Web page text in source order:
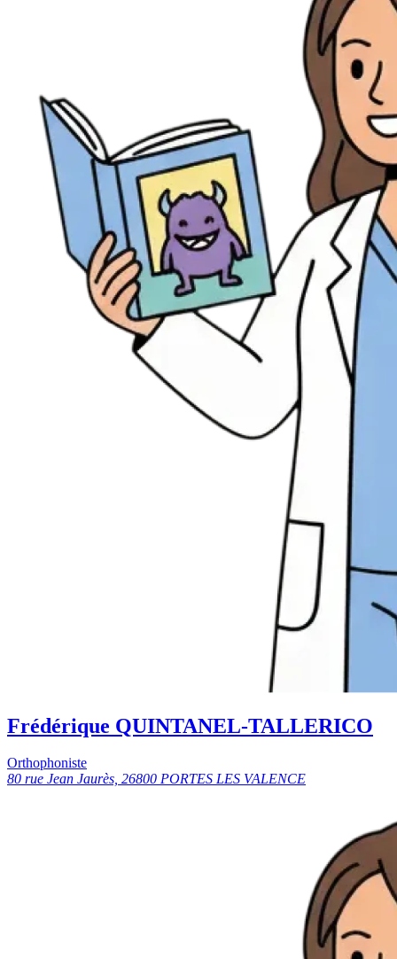
Frédérique QUINTANEL-TALLERICO
Orthophoniste
80 rue Jean Jaurès, 26800 PORTES LES VALENCE